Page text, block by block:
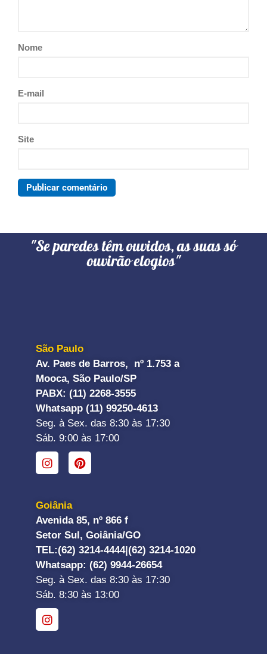
Nome
E-mail
Site
"Se paredes têm ouvidos, as suas só
ouvirão elogios"
São Paulo
Av. Paes de Barros, nº 1.753 a
Mooca, São Paulo/SP
PABX: (11) 2268-3555
Whatsapp (11) 99250-4613
Seg. à Sex. das 8:30 às 17:30
Sáb. 9:00 às 17:00
Goiânia
Avenida 85, nº 866 f
Setor Sul, Goiânia/GO
TEL:(62) 3214-4444| (62) 3214-1020
Whatsapp: (62) 9944-26654
Seg. à Sex. das 8:30 às 17:30
Sáb. 8:30 às 13:00